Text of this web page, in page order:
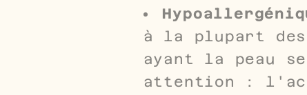
à la plupart des
ayant la peau
attention :